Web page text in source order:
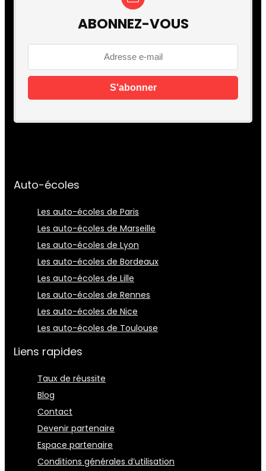
ABONNEZ-VOUS
Auto-écoles
Les auto-écoles de Paris
Les auto-écoles de Marseille
Les auto-écoles de Lyon
Les auto-écoles de Bordeaux
Les auto-écoles de Lille
Les auto-écoles de Rennes
Les auto-écoles de Nice
Les auto-écoles de Toulouse
Liens rapides
Taux de réussite
Blog
Contact
Devenir partenaire
Espace partenaire
Conditions générales d’utilisation